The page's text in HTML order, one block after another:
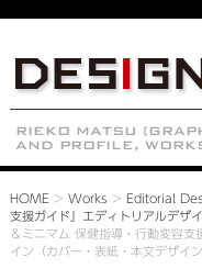
HOME > Works > Editorial
支援ガイド』エディトリアルデザ
＆ミニマム 保健指導・行動変容
イン（カバー・表紙・本文デザイン